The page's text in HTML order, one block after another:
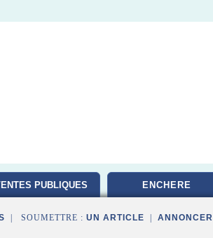
PUBLIQUES ENCHERE
| SOUMETTRE : UN ARTICLE ANNONCER